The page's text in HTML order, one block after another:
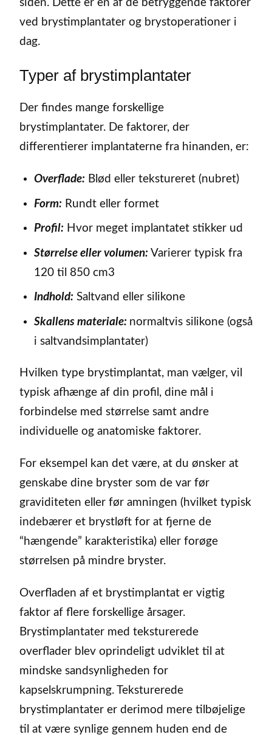
siden. Dette er en af de betryggende faktorer
ved brystimplantater og brystoperationer i
dag.
Typer af brystimplantater
Der findes mange forskellige
brystimplantater. De faktorer, der
differentierer implantaterne fra hinanden, er:
Overflade: Blød eller tekstureret (nubret)
Form: Rundt eller formet
Profil: Hvor meget implantatet stikker ud
Størrelse eller volumen: Varierer typisk fra
120 til 850 cm3
Indhold: Saltvand eller silikone
Skallens materiale: normaltvis silikone (også
i saltvandsimplantater)
Hvilken type brystimplantat, man vælger, vil
typisk afhænge af din profil, dine mål i
forbindelse med størrelse samt andre
individuelle og anatomiske faktorer.
For eksempel kan det være, at du ønsker at
genskabe dine bryster som de var før
graviditeten eller før amningen (hvilket typisk
indebærer et brystløft for at fjerne de
“hængende” karakteristika) eller forøge
størrelsen på mindre bryster.
Overfladen af et brystimplantat er vigtig
faktor af flere forskellige årsager.
Brystimplantater med teksturerede
overflader blev oprindeligt udviklet til at
mindske sandsynligheden for
kapselskrumpning. Teksturerede
brystimplantater er derimod mere tilbøjelige
til at være synlige gennem huden end de